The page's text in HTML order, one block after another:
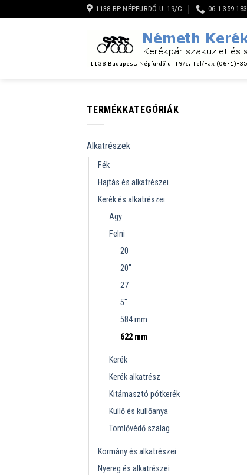
to
1138 BP NÉPFÜRDŐ U. 19/C 06-1-359-
TERMÉKKATEGÓRIÁK
Alkatrészek
Fék
Hajtás és alkatrészei
Kerék és alkatrészei
Agy
Felni
20
20''
27
5''
584 mm
622 mm
Kerék
Kerék alkatrész
Kitámasztó pótkerék
Küllő és küllőanya
Tömlővédő szalag
Kormány és alkatrészei
Nyereg és alkatrészei